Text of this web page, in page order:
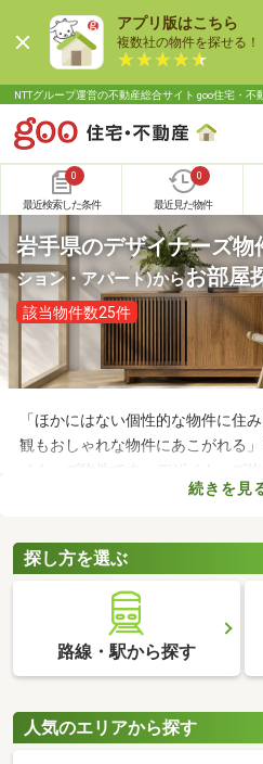
アプリ版はこちら
複数社の物件を探せる！
NTTグループ運営の不動産総合サイト goo住宅・不
0
最近検索した条件
0
最近見た物件
岩手県のデザイナーズ物
ション・アパート)からお部屋
該当物件数25件
「ほかにはない個性的な物件に住
観もおしゃれな物件にあこがれる
イナーズ物件です。デザイナーズ
が詰められたおしゃれな建物であ
くださいね。
続きを見
探し方を選ぶ
路線・駅から探す
人気のエリアから探す